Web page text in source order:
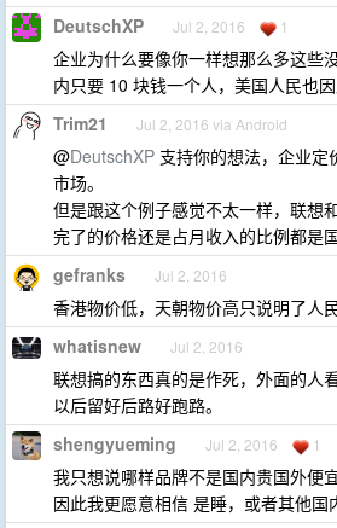
DeutschXP Jul 2, 2016 1
企业为什么要像你一样想那么多这些
内只要 10 块钱一个人，美国人民也因
Trim21 Jul 2, 2016 via Android
@DeutschXP 支持你的想法，企业定
市场。
但是跟这个例子感觉不太一样，联想
完了的价格还是占月收入的比例都是
gefranks Jul 2, 2016
香港物价低，天朝物价高只说明了人
whatisnew Jul 2, 2016
联想搞的东西真的是作死，外面的人
以后留好后路好跑路。
shengyueming Jul 2, 2016 1
我只想说哪样品牌不是国内贵国外便宜
因此我更愿意相信 是睡，或者其他国